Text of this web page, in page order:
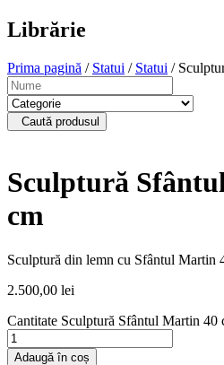
Librărie
Prima pagină / Statui / Statui /
Caută produsul
Sculptură
cm
Sculptură din lemn cu Sfântul Martin
2.500,00 lei
Cantitate Sculptură Sfântul Martin 40
Adaugă în coș